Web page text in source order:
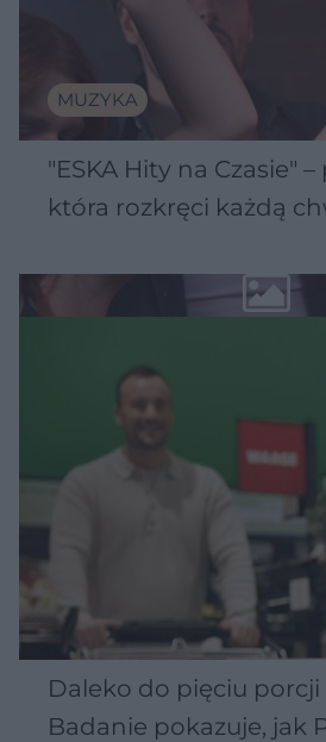
MUZYKA
"ESKA Hity na Czasie"
która rozkręci każdą
Daleko do pięciu porcji
Badanie pokazuje, jak